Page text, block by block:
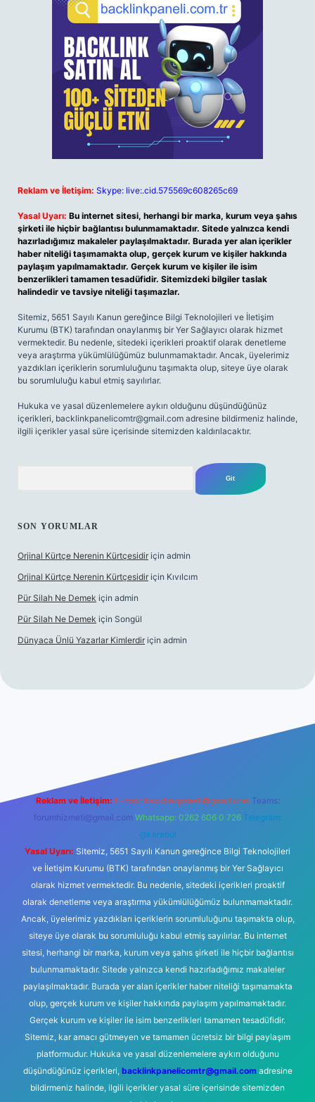
Reklam ve İletişim: Skype: live:.cid.575569c608265c69
Yasal Uyarı: Bu internet sitesi, herhangi bir marka, kurum veya şahıs
şirketi ile hiçbir bağlantısı bulunmamaktadır. Sitede yalnızca kendi
hazırladığımız makaleler paylaşılmaktadır. Burada yer alan içerikler
haber niteliği taşımamakta olup, gerçek kurum ve kişiler hakkında
paylaşım yapılmamaktadır. Gerçek kurum ve kişiler ile isim
benzerlikleri tamamen tesadüfidir. Sitemizdeki bilgiler taslak
halindedir ve tavsiye niteliği taşımazlar.
Sitemiz, 5651 Sayılı Kanun gereğince Bilgi Teknolojileri ve İletişim
Kurumu (BTK) tarafından onaylanmış bir Yer Sağlayıcı olarak hizmet
vermektedir. Bu nedenle, sitedeki içerikleri proaktif olarak denetleme
veya araştırma yükümlülüğümüz bulunmamaktadır. Ancak, üyelerimiz
yazdıkları içeriklerin sorumluluğunu taşımakta olup, siteye üye olarak
bu sorumluluğu kabul etmiş sayılırlar.
Hukuka ve yasal düzenlemelere aykırı olduğunu düşündüğünüz
içerikleri, backlinkpanelicomtr@gmail.com adresine bildirmeniz halinde,
ilgili içerikler yasal süre içerisinde sitemizden kaldırılacaktır.
SON YORUMLAR
Orjinal Kürtçe Nerenin Kürtçesidir için admin
Orjinal Kürtçe Nerenin Kürtçesidir için Kıvılcım
Pür Silah Ne Demek için admin
Pür Silah Ne Demek için Songül
Dünyaca Ünlü Yazarlar Kimlerdir için admin
Reklam ve İletişim: E-mail: backlinkpaneli@gmail.com Teams:
forumhizmeti@gmail.com Whatsapp: 0262 606 0 726 Telegram:
@karabul
Yasal Uyarı: Sitemiz, 5651 Sayılı Kanun gereğince Bilgi Teknolojileri
ve İletişim Kurumu (BTK) tarafından onaylanmış bir Yer Sağlayıcı
olarak hizmet vermektedir. Bu nedenle, sitedeki içerikleri proaktif
olarak denetleme veya araştırma yükümlülüğümüz bulunmamaktadır.
Ancak, üyelerimiz yazdıkları içeriklerin sorumluluğunu taşımakta olup,
siteye üye olarak bu sorumluluğu kabul etmiş sayılırlar. Bu internet
sitesi, herhangi bir marka, kurum veya şahıs şirketi ile hiçbir bağlantısı
bulunmamaktadır. Sitede yalnızca kendi hazırladığımız makaleler
paylaşılmaktadır. Burada yer alan içerikler haber niteliği taşımamakta
olup, gerçek kurum ve kişiler hakkında paylaşım yapılmamaktadır.
Gerçek kurum ve kişiler ile isim benzerlikleri tamamen tesadüfidir.
Sitemiz, kar amacı gütmeyen ve tamamen ücretsiz bir bilgi paylaşım
platformudur. Hukuka ve yasal düzenlemelere aykırı olduğunu
düşündüğünüz içerikleri, backlinkpanelicomtr@gmail.comadresine
bildirmeniz halinde, ilgili içerikler yasal süre içerisinde sitemizden